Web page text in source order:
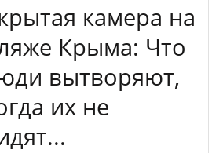
камера на
Крыма: Что
вытворяют,
их не